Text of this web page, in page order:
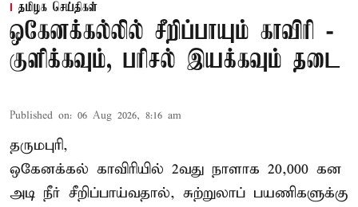
தமிழக செய்திகள்
ஒகேனக்கல்லில் சீறிப்பாயும் காவிரி -
குளிக்கவும், பரிசல் இயக்கவும் தடை
Published on: 06 Aug 2026, 8:16 am
தருமபுரி,
ஒகேனக்கல் காவிரியில் 2வது நாளாக 20,000 கன
அடி நீர் சீறிப்பாய்வதால், சுற்றுலாப் பயணிகளுக்கு